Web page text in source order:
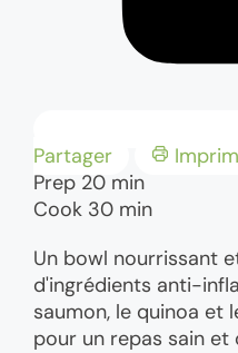
Partager
Prep 20minutes
min
Cook 30minutes
min
Un bowl nourrissant
d'ingrédients anti-
saumon, le quinoa et
pour un repas sain et